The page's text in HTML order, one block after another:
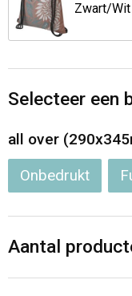
Jassen
Overalls
Schorten en
Gilets
Reistassen
Sporttassen
Schoudertassen
Zwart/Wit
Selecteer een
all over
Onbedrukt
Aantal